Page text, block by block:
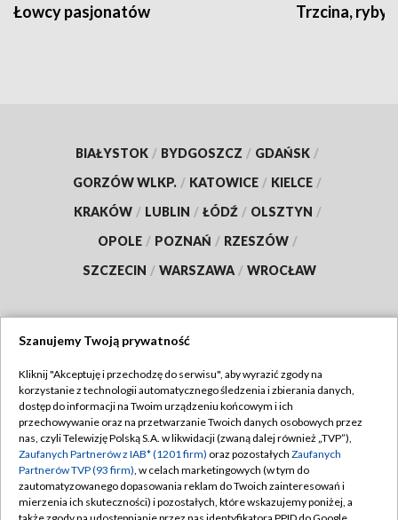
Łowcy pasjonatów Trzcina, ryby
BIAŁYSTOK / BYDGOSZCZ / GDAŃSK /
GORZÓW WLKP. / KATOWICE / KIELCE /
KRAKÓW / LUBLIN / ŁÓDŹ / OLSZTYN /
OPOLE / POZNAŃ / RZESZÓW /
SZCZECIN / WARSZAWA / WROCŁAW
TVP
Abonament TVP
Emisja w TVP
Centrum informacji TVP
Naziemna Telewizja Cyfrowa
Regulamin TVP
Polityka prywatności
Moje zgody
Pomoc
Szanujemy Twoją prywatność
Kliknij "Akceptuję i przechodzę do serwisu", aby wyrazić zgody na
korzystanie z technologii automatycznego śledzenia i zbierania danych,
dostęp do informacji na Twoim urządzeniu końcowym i ich
przechowywanie oraz na przetwarzanie Twoich danych osobowych przez
nas, czyli Telewizję Polską S.A. w likwidacji (zwaną dalej również „TVP”),
Zaufanych Partnerów z IAB* (1201 firm) oraz pozostałych Zaufanych
Partnerów TVP (93 firm), w celach marketingowych (w tym do
zautomatyzowanego dopasowania reklam do Twoich zainteresowań i
mierzenia ich skuteczności) i pozostałych, które wskazujemy poniżej, a